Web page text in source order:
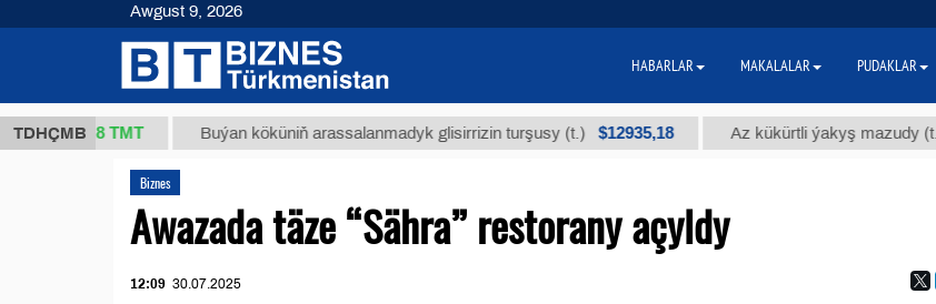
TDHÇMB
37,8 ТМТ Buýan köküniň arassalanmadyk glisirrizin turşusy (t.) $12935,18 Az kükürtli ýakyş mazudy (t.) $300
Biznes
Awazada täze “Sähra” restorany açyldy
12:09 30.07.2025
Awgust 9, 2026
HABARLAR MAKALALAR PUDAKLAR